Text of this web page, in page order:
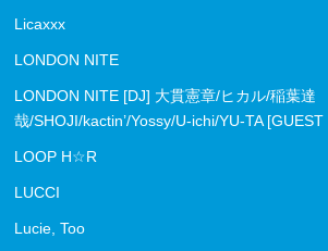
Licaxxx
LONDON NITE
LONDON NITE [DJ] 大貫憲章/ヒカル/稲葉達
哉/SHOJI/kactin’/Yossy/U-ichi/YU-TA
LOOP H☆R
LUCCI
Lucie, Too